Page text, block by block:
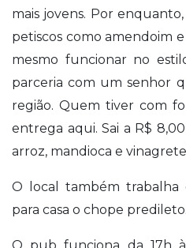
mais jovens. Por
petiscos como amendoim
mesmo funcionar no
parceria com um senhor
região. Quem tiver com
entrega aqui. Sai a R$
arroz, mandioca e
O local também
para casa o chope predileto.